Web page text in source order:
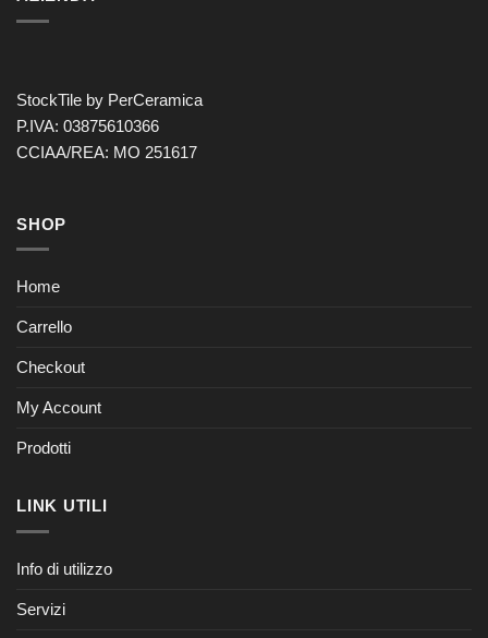
StockTile by PerCeramica
P.IVA: 03875610366
CCIAA/REA: MO 251617
SHOP
Home
Carrello
Checkout
My Account
Prodotti
LINK UTILI
Info di utilizzo
Servizi